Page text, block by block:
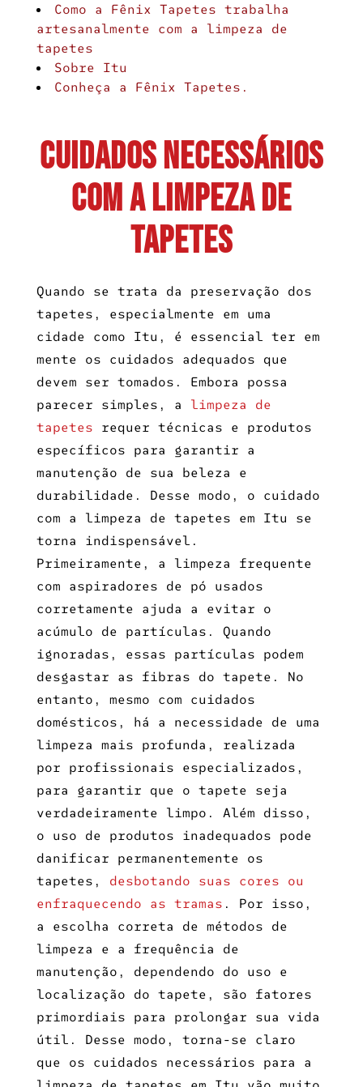
Como a Fênix Tapetes trabalha
artesanalmente com a limpeza de
tapetes
Sobre Itu
Conheça a Fênix Tapetes.
Cuidados necessários
com a limpeza de
tapetes
Quando se trata da preservação dos
tapetes, especialmente em uma
cidade como Itu, é essencial ter em
mente os cuidados adequados que
devem ser tomados. Embora possa
parecer simples, a limpeza de
tapetes requer técnicas e produtos
específicos para garantir a
manutenção de sua beleza e
durabilidade. Desse modo, o cuidado
com a limpeza de tapetes em Itu se
torna indispensável.
Primeiramente, a limpeza frequente
com aspiradores de pó usados
corretamente ajuda a evitar o
acúmulo de partículas. Quando
ignoradas, essas partículas podem
desgastar as fibras do tapete. No
entanto, mesmo com cuidados
domésticos, há a necessidade de uma
limpeza mais profunda, realizada
por profissionais especializados,
para garantir que o tapete seja
verdadeiramente limpo. Além disso,
o uso de produtos inadequados pode
danificar permanentemente os
tapetes, desbotando suas cores ou
enfraquecendo as tramas . Por isso,
a escolha correta de métodos de
limpeza e a frequência de
manutenção, dependendo do uso e
localização do tapete, são fatores
primordiais para prolongar sua vida
útil. Desse modo, torna-se claro
que os cuidados necessários para a